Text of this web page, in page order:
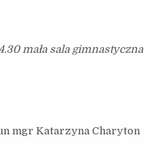
mała sala gimnastyczna
mgr Katarzyna Charyton